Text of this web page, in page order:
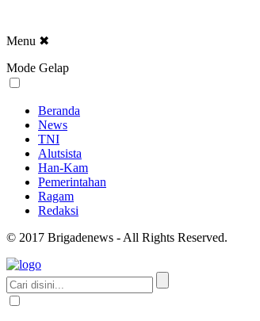
Menu ✖
Mode Gelap
Beranda
News
TNI
Alutsista
Han-Kam
Pemerintahan
Ragam
Redaksi
© 2017 Brigadenews - All Rights Reserved.